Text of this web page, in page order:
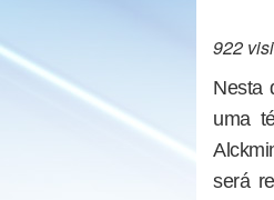
922
Nesta
uma
será